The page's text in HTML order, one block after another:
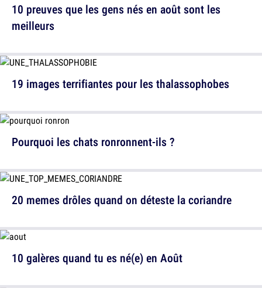
10 preuves que les gens nés en août sont les
meilleurs
Pourquoi les chats ronronnent-ils ?
10 galères quand tu es né(e) en Août
19 images terrifiantes pour les thalassophobes
20 memes drôles quand on déteste la coriandre